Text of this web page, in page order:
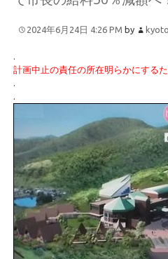
2024年6月24日 4:26 PM by
計画中止の責任の所在明らかにするた